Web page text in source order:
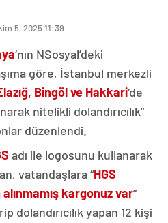
5, 2025 11:39
‘nın NSosyal’deki
göre, İstanbul merkezli
Bingöl ve Hakkari‘de
nitelikli dolandırıcılık”
düzenlendi.
adı ile logosunu kullanarak
vatandaşlara “HGS
kargonuz var”
dolandırıcılık yapan 12 kişi